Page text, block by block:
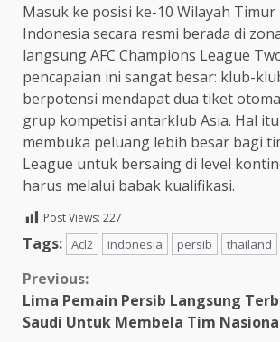
Masuk ke posisi ke-10 Wilayah
Indonesia secara resmi berada di
langsung AFC Champions League
pencapaian ini sangat besar: klub-
berpotensi mendapat dua tiket
grup kompetisi antarklub Asia. Hal
membuka peluang lebih besar bagi
League untuk bersaing di level
harus melalui babak kualifikasi.
Post Views: 227
Tags: Acl2 indonesia persib thailand
Continue
Reading
Previous:
Lima Pemain Persib Langsung
Saudi Untuk Membela Tim